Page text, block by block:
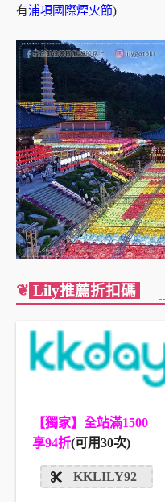
有浦項國際煙火節)
❦ Lily推薦折扣碼
【獨家】全站滿1500
享94折(可用30次)
KKLILY92